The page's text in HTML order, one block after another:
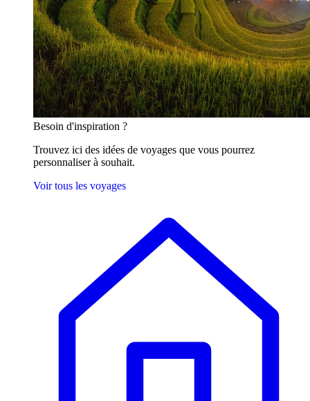
Besoin d'inspiration ?
Trouvez ici des idées de voyages que vous pourrez
personnaliser à souhait.
Voir tous les voyages